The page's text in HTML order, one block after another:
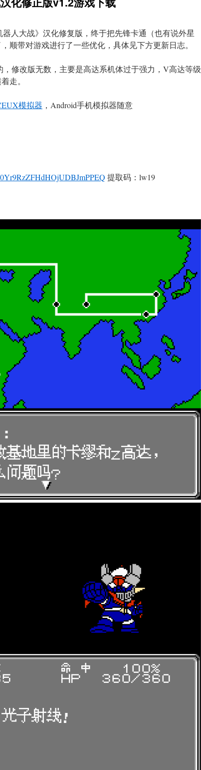
人大战》汉化修复版，终于把先锋卡通（也有说外星
顺带对游戏进行了一些优化，具体见下方更新日志。
修改版无数，主要是高达系机体过于强力，V高达等级
走。
模拟器 ，Android手机模拟器随意
提取码：lw19